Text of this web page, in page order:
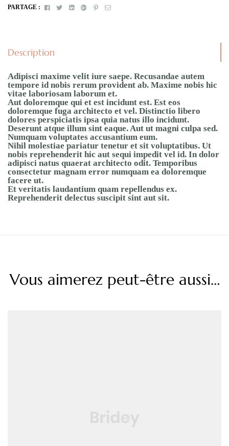
PARTAGE :
FacebookTwitterLinkedinGoogle+Pinterest
E-
Description
Adipisci maxime velit iure saepe. Recusandae autem
tempore id nobis rerum provident ab. Maxime nobis hic
vitae laboriosam laborum et.
Aut doloremque qui et est incidunt est. Est eos
doloremque fuga architecto et vel. Distinctio libero
dolores perspiciatis ipsa quia natus illo incidunt.
Deserunt atque illum sint eaque. Aut ut magni culpa sed.
Numquam voluptates accusantium eum.
Nihil molestiae pariatur tenetur et sit voluptatibus. Ut
nobis reprehenderit hic aut sequi impedit vel id. In dolor
adipisci natus quaerat architecto odit. Temporibus
consectetur magnam error numquam ea doloremque
facere ut.
Et veritatis laudantium quam repellendus ex.
Reprehenderit delectus suscipit sint aut sit.
Vous aimerez peut-être aussi…